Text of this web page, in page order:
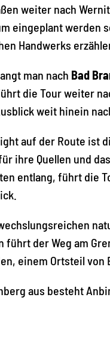
weiter nach
eingeplant werden
Handwerks
man nach Bad
die Tour weiter
weit hinein
auf der Route ist
ihre Quellen und
entlang, führt die
führt der Weg am
einem Ortsteil
aus besteht